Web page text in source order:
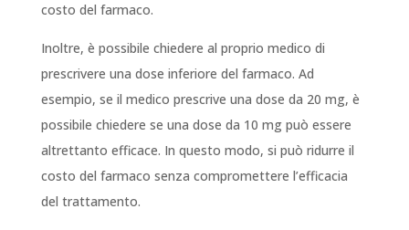
costo del farmaco.
Inoltre, è possibile chiedere al proprio medico di
prescrivere una dose inferiore del farmaco. Ad
esempio, se il medico prescrive una dose da 20 mg, è
possibile chiedere se una dose da 10 mg può essere
altrettanto efficace. In questo modo, si può ridurre il
costo del farmaco senza compromettere l’efficacia
del trattamento.